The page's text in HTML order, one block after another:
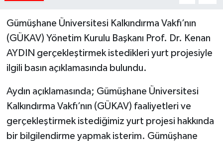
Gümüşhane Üniversitesi Kalkındırma Vakfı’nın
(GÜKAV) Yönetim Kurulu Başkanı Prof. Dr. Kenan
AYDIN gerçekleştirmek istedikleri yurt projesiyle
ilgili basın açıklamasında bulundu.
Aydın açıklamasında; Gümüşhane Üniversitesi
Kalkındırma Vakfı’nın (GÜKAV) faaliyetleri ve
gerçekleştirmek istediğimiz yurt projesi hakkında
bir bilgilendirme yapmak isterim. Gümüşhane